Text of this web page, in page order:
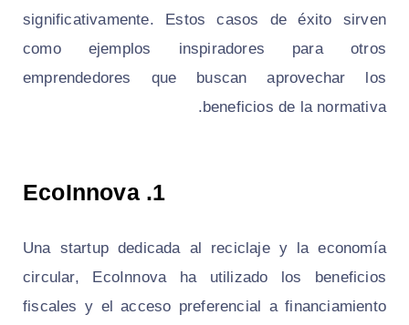
significativamente. Estos casos de éxito sirven
como ejemplos inspiradores para otros
emprendedores que buscan aprovechar los
beneficios de la normativa.
1.
EcoInnova
Una startup dedicada al reciclaje y la economía
circular, EcoInnova ha utilizado los beneficios
fiscales y el acceso preferencial a financiamiento